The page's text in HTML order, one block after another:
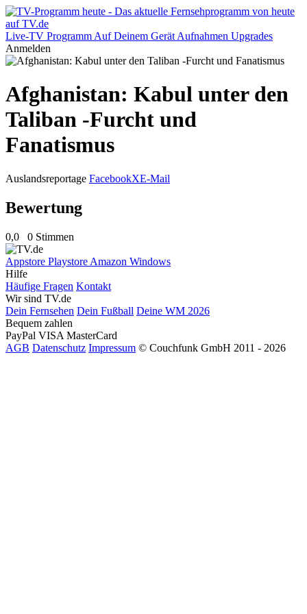
Live-TV Programm Auf Deinem Gerät Aufnahmen Upgrades
Anmelden
Afghanistan: Kabul unter den
Taliban -Furcht und
Fanatismus
Auslandsreportage FacebookXE-Mail
Bewertung
0,0 0 Stimmen
Appstore Playstore Amazon Windows
Hilfe
Häufige Fragen Kontakt
Wir sind TV.de
Dein Fernsehen Dein Fußball Deine WM 2026
Bequem zahlen
PayPal VISA MasterCard
AGB Datenschutz Impressum © Couchfunk GmbH 2011 - 2026